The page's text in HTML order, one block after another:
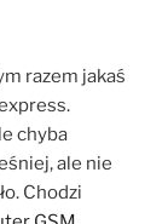
razem jakaś
chyba
ale nie
Chodzi